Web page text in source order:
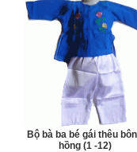
Bộ bà ba bé gái thêu
hồng (1 -12)